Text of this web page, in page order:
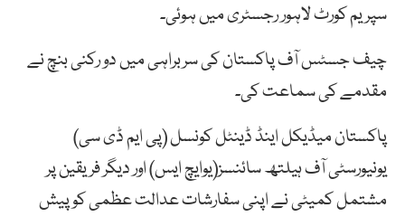
سپریم کورٹ لاہور رجسٹری میں ہوئی۔
چیف جسٹس آف پاکستان کی سربراہی میں دو رکنی بنچ نے
مقدمے کی سماعت کی۔
پاکستان میڈیکل اینڈ ڈینٹل کونسل (پی ایم ڈی سی)
یونیورسٹی آف ہیلتھ سائنسز(یوایچ ایس) اور دیگر فریقین پر
مشتمل کمیٹی نے اپنی سفارشات عدالت عظمی کو پیش